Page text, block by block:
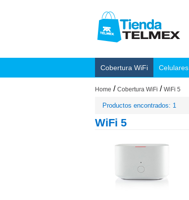
Cobertura WiFi Celulares
Home / Cobertura WiFi / WiFi 5
Productos encontrados: 1
WiFi 5